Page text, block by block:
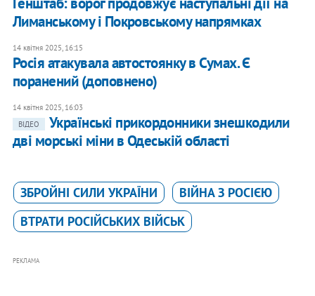
Лиманському і Покровському напрямках
14 квітня 2025, 16:15
Росія атакувала автостоянку в Сумах. Є
поранений (доповнено)
14 квітня 2025, 16:03
ВІДЕО
Українські прикордонники знешкодили
дві морські міни в Одеській області
ЗБРОЙНІ СИЛИ УКРАЇНИ
ВІЙНА З РОСІЄЮ
ВТРАТИ РОСІЙСЬКИХ ВІЙСЬК
РЕКЛАМА